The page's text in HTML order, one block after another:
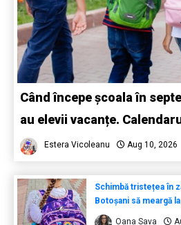
Când începe școala în
au elevii vacanțe.
Estera Vicoleanu Aug 10, 2026
Schimbă tristețea în
Botoșani să meargă
Oana Sava